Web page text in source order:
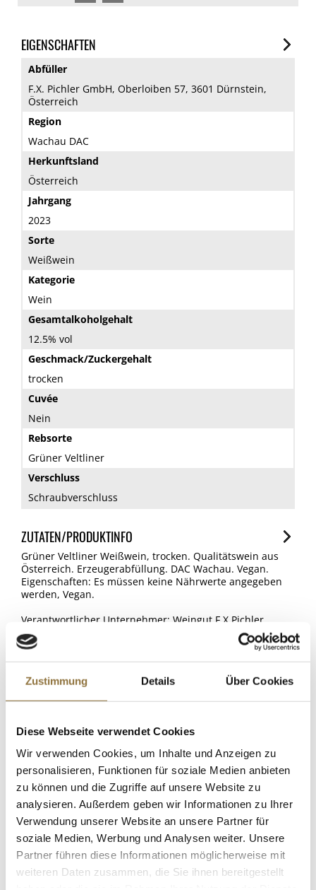
Zustimmung Details Über Cookies
Diese Webseite verwendet Cookies
Wir verwenden Cookies, um Inhalte und Anzeigen zu
personalisieren, Funktionen für soziale Medien anbieten
zu können und die Zugriffe auf unsere Website zu
analysieren. Außerdem geben wir Informationen zu Ihrer
Verwendung unserer Website an unsere Partner für
soziale Medien, Werbung und Analysen weiter. Unsere
Partner führen diese Informationen möglicherweise mit
weiteren Daten zusammen, die Sie ihnen bereitgestellt
EIGENSCHAFTEN
Abfüller
F.X. Pichler GmbH, Oberloiben 57, 3601 Dürnstein,
Österreich
Region
Wachau DAC
Herkunftsland
Österreich
Jahrgang
2023
Sorte
Weißwein
Kategorie
Wein
Gesamtalkoholgehalt
12.5% vol
Geschmack/Zuckergehalt
trocken
Cuvée
Nein
Rebsorte
Grüner Veltliner
Verschluss
Schraubverschluss
ZUTATEN/PRODUKTINFO
Grüner Veltliner Weißwein, trocken. Qualitätswein aus
Österreich. Erzeugerabfüllung. DAC Wachau. Vegan.
Eigenschaften: Es müssen keine Nährwerte angegeben
werden, Vegan.
Verantwortlicher Unternehmer: Weingut F.X.Pichler
GmbH., Oberloiben 57, 3601 Dürnstein, Österreich.
ALLERGENE
SO2/Sulfite
Enthalten
LEBENSMITTELKENNZEICHNUNGEN
2024er Grauburgunder vom Löss QW,
trocken, 12,5 % vol., Philipp Kuhn, BIO,
750 ml
Art.Nr.:68560
€ 16,50